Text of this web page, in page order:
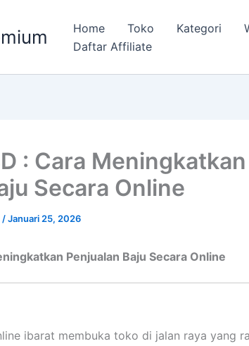
Home Toko Kategori
Daftar Affiliate
: Cara Meningkatkan
Secara Online
/Januari 25, 2026
Penjualan Baju Secara Online
ibarat membuka toko di jalan raya yang